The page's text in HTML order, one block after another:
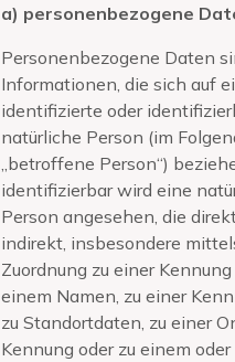
a) personenbezogene
Personenbezogene Daten
Informationen, die sich auf
identifizierte oder
natürliche Person (im
„betroffene Person“)
identifizierbar wird eine
Person angesehen, die
indirekt, insbesondere
Zuordnung zu einer
einem Namen, zu einer
zu Standortdaten, zu einer
Kennung oder zu einem